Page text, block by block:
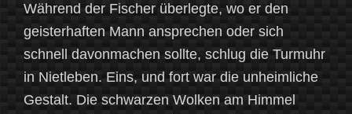
Während der Fischer überlegte, wo er den
geisterhaften Mann ansprechen oder sich
schnell davonmachen sollte, schlug die Turmuhr
in Nietleben. Eins, und fort war die unheimliche
Gestalt. Die schwarzen Wolken am Himmel